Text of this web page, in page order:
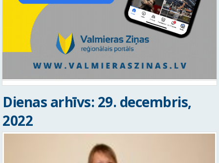
Dienas arhīvs: 29. decembris,
2022